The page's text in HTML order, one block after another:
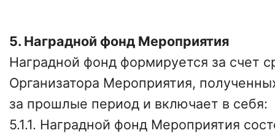
5. Наградной фонд Мероприятия
Наградной фонд формируется за счет
Организатора Мероприятия,
за прошлые период и включает в себя:
5.1.1. Наградной фонд Мероприятия